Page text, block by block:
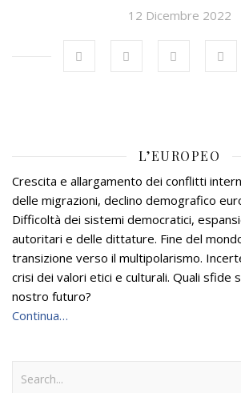
12 Dicembre 2022
L’EUROPEO
Crescita e allargamento dei conflitti
delle migrazioni, declino demografico
Difficoltà dei sistemi democratici,
autoritari e delle dittature. Fine del
transizione verso il multipolarismo.
crisi dei valori etici e culturali. Quali sfide
nostro futuro?
Continua…